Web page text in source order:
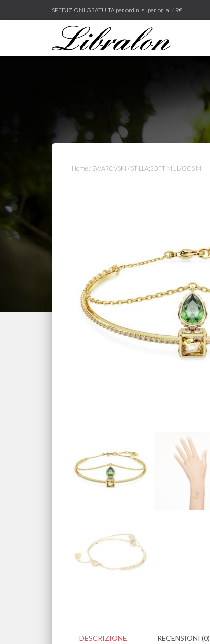
SPEDIZIONI GRATUITA per ordini superiori ai 49€
Home / SWAROVSKI / STILLA:SOFT MUL/GOS M
DESCRIZIONE RECENSIONI (0)